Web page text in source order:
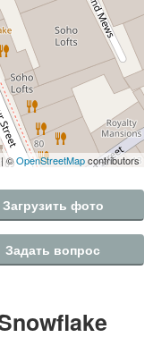
| ©OpenStreetMapcontributors
Загрузить фото
Задать вопрос